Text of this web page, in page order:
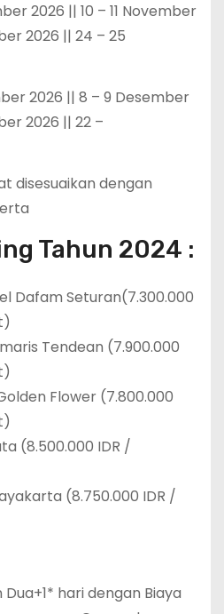
2026 || 10 – 11 November
2026 || 24 – 25
2026 || 8 – 9 Desember
2026 || 22 –
disesuaikan dengan
Tahun 2024 :
Dafam Seturan(7.300.000
Tendean (7.900.000
Flower (7.800.000
(8.500.000 IDR /
(8.750.000 IDR /
hari dengan Biaya